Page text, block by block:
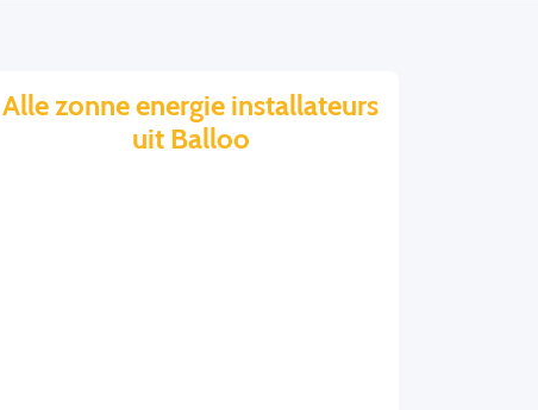
Alle zonne energie installateurs
uit Balloo